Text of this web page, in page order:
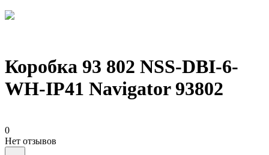
Коробка 93 802 NSS-DBI-6-
WH-IP41 Navigator 93802
0
Нет отзывов